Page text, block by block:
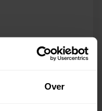
Over
moet je ingelogd